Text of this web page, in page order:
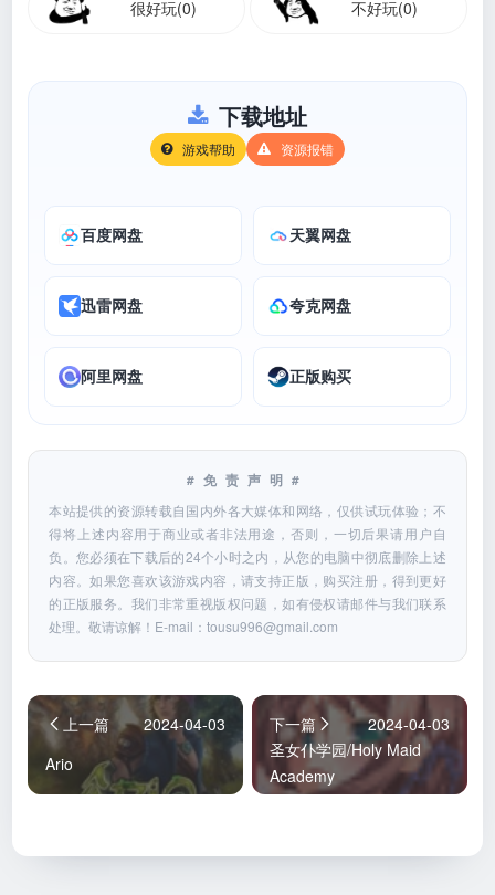
很好玩(0) 不好玩(0)
下载地址
游戏帮助 资源报错
百度网盘 天翼网盘
迅雷网盘 夸克网盘
阿里网盘 正版购买
#免责声明#
本站提供的资源转载自国内外各大媒体和网络，仅供试玩体验；不
得将上述内容用于商业或者非法用途，否则，一切后果请用户自
负。您必须在下载后的24个小时之内，从您的电脑中彻底删除上述
内容。如果您喜欢该游戏内容，请支持正版，购买注册，得到更好
的正版服务。我们非常重视版权问题，如有侵权请邮件与我们联系
处理。敬请谅解！E-mail：tousu996@gmail.com
上一篇
2024-04-03
Ario
下一篇
2024-04-03
圣女仆学园/Holy Maid
Academy